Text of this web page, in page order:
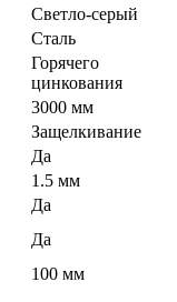
Светло-серый
Сталь
Горячего
цинкования
3000 мм
Защелкивание
Да
1.5 мм
Да
Да
100 мм